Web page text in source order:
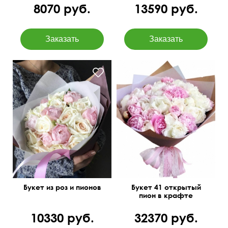
8070 руб. 13590 руб.
Букет из роз и пионов
10330 руб.
Букет 41 открытый
пион в крафте
32370 руб.